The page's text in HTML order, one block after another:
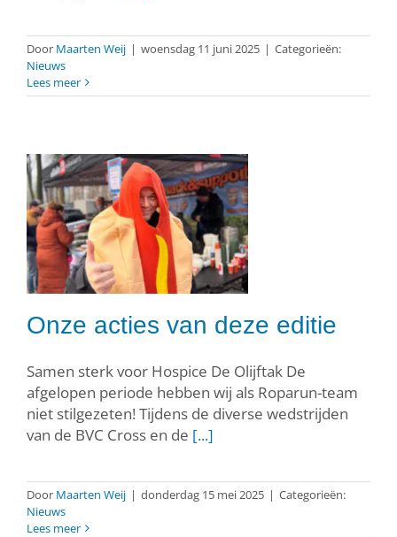
Door Maarten Weij | woensdag 11 juni 2025 | Categorieën:
Nieuws
Lees meer
Onze acties van deze editie
Samen sterk voor Hospice De Olijftak De
afgelopen periode hebben wij als Roparun-team
niet stilgezeten! Tijdens de diverse wedstrijden
van de BVC Cross en de [...]
Door Maarten Weij | donderdag 15 mei 2025 | Categorieën:
Nieuws
Lees meer